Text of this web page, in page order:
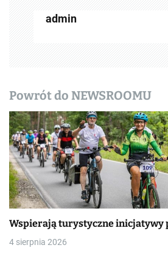
y
admin
Powrót do NEWSROOMU
Wspierają turystyczne inicjatywy
4 sierpnia 2026